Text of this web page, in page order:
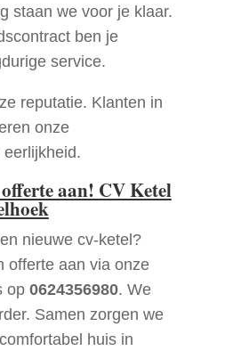
staan we voor je klaar.
ben je
service.
reputatie. Klanten in
onze
aan! CV Ketel
nieuwe cv-ketel?
offerte aan via onze
op 0624356980. We
Samen zorgen we
huis in